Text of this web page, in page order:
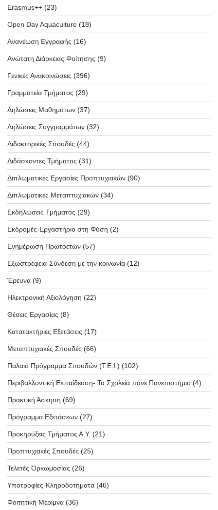
Erasmus++ (23)
Open Day Aquaculture (18)
Ανανέωση Εγγραφής (16)
Ανώτατη Διάρκειας Φοίτησης (9)
Γενικές Ανακοινώσεις (396)
Γραμματεία Τμήματος (29)
Δηλώσεις Μαθημάτων (37)
Δηλώσεις Συγγραμμάτων (32)
Διδακτορικές Σπουδές (44)
Διδάσκοντες Τμήματος (31)
Διπλωματικές Εργασίες Προπτυχιακών (90)
Διπλωματικές Μεταπτυχιακών (34)
Εκδηλώσεις Τμήματος (29)
Εκδρομές-Εργαστήριο στη Φύση (2)
Ενημέρωση Πρωτοετών (57)
Εξωστρέφεια-Σύνδεση με την κοινωνία (12)
Έρευνα (9)
Ηλεκτρονική Αξιολόγηση (22)
Θέσεις Εργασίας (8)
Κατατακτήριες Εξετάσεις (17)
Μεταπτυχιακές Σπουδές (66)
Παλαιό Πρόγραμμα Σπουδών (T.E.I.) (102)
Περιβαλλοντική Εκπαίδευση- Τα Σχολεία πάνε Πανεπιστήμιο (4)
Πρακτική Άσκηση (69)
Πρόγραμμα Εξετάσεων (27)
Προκηρύξεις Τμήματος Α.Υ. (21)
Προπτυχιακές Σπουδές (25)
Τελετές Ορκωμοσίας (26)
Υποτροφίες-Κληροδοτήματα (46)
Φοιτητική Μέριμνα (36)